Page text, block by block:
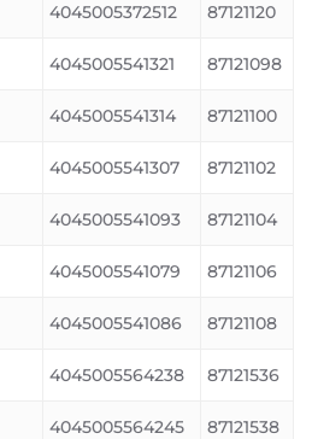
4045005372512 87121120
4045005541321 87121098
4045005541314 87121100
4045005541307 87121102
4045005541093 87121104
4045005541079 87121106
4045005541086 87121108
4045005564238 87121536
4045005564245 87121538